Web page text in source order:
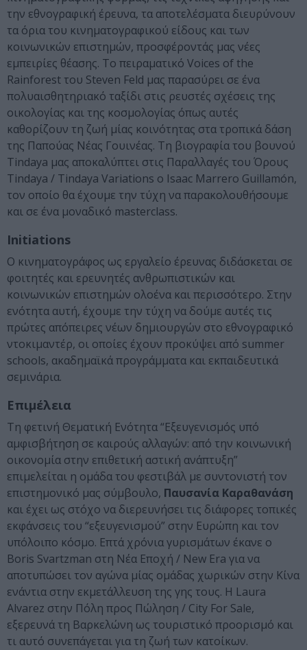
την εθνογραφική έρευνα, τα αποτελέσματα διευρύνουν
τα όρια του κινηματογραφικού είδους και των
κοινωνικών επιστημών, προσφέροντάς μας νέες
εμπειρίες θέασης. Το πειραματικό Voices of the
Rainforest του Steven Feld μας παρασύρει σε ένα
πολυαισθητηριακό ταξίδι στις ρευστές σχέσεις της
οικολογίας και της κοσμολογίας όπως αυτές
καθορίζουν τη ζωή μίας κοινότητας στα τροπικά δάση
της Παπούας Νέας Γουινέας. Τη βιογραφία του βουνού
Tindaya μας αποκαλύπτει στις Παραλλαγές του Όρους
Tindaya / Tindaya Variations ο Isaac Marrero Guillamón,
τον οποίο θα έχουμε την τύχη να παρακολουθήσουμε
και σε ένα μοναδικό masterclass.
Initiations
Ο κινηματογράφος ως εργαλείο έρευνας διδάσκεται σε
φοιτητές και ερευνητές ανθρωπιστικών και
κοινωνικών επιστημών ολοένα και περισσότερο. Στην
ενότητα αυτή, έχουμε την τύχη να δούμε αυτές τις
πρώτες απόπειρες νέων δημιουργών στο εθνογραφικό
ντοκιμαντέρ, οι οποίες έχουν προκύψει από summer
schools, ακαδημαϊκά προγράμματα και εκπαιδευτικά
σεμινάρια.
Επιμέλεια
Τη φετινή Θεματική Ενότητα “Εξευγενισμός υπό
αμφισβήτηση σε καιρούς αλλαγών: από την κοινωνική
οικονομία στην επιθετική αστική ανάπτυξη”
επιμελείται η ομάδα του φεστιβάλ με συντονιστή τον
επιστημονικό μας σύμβουλο, Παυσανία Καραθανάση
και έχει ως στόχο να διερευνήσει τις διάφορες τοπικές
εκφάνσεις του “εξευγενισμού” στην Ευρώπη και τον
υπόλοιπο κόσμο. Επτά χρόνια γυρισμάτων έκανε ο
Boris Svartzman στη Νέα Εποχή / New Era για να
αποτυπώσει τον αγώνα μίας ομάδας χωρικών στην Κίνα
ενάντια στην εκμετάλλευση της γης τους. Η Laura
Alvarez στην Πόλη προς Πώληση / City For Sale,
εξερευνά τη Βαρκελώνη ως τουριστικό προορισμό και
τι αυτό συνεπάγεται για τη ζωή των κατοίκων.